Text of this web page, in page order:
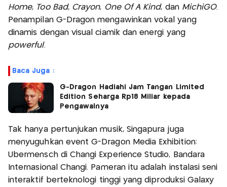
Home, Too Bad, Crayon, One Of A Kind, dan MichiGO.
Penampilan G-Dragon mengawinkan vokal yang
dinamis dengan visual ciamik dan energi yang
powerful.
Baca Juga :
G-Dragon Hadiahi Jam Tangan Limited
Edition Seharga Rp18 Miliar kepada
Pengawalnya
Tak hanya pertunjukan musik, Singapura juga
menyuguhkan event G-Dragon Media Exhibition:
Ubermensch di Changi Experience Studio, Bandara
Internasional Changi. Pameran itu adalah instalasi seni
interaktif berteknologi tinggi yang diproduksi Galaxy